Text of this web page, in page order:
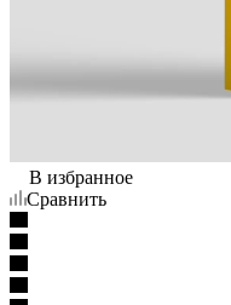
В избранное
Сравнить